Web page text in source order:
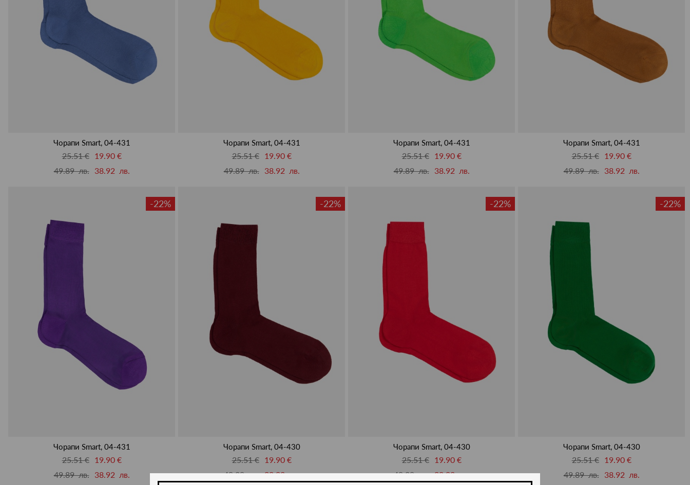
Чорапи Smart, 04-431
25.51 €
19.90 €
49.89 лв.
38.92 лв.
Чорапи Smart, 04-431
25.51 €
19.90 €
49.89 лв.
38.92 лв.
Чорапи Smart, 04-431
25.51 €
19.90 €
49.89 лв.
38.92 лв.
Чорапи Smart, 04-431
25.51 €
19.90 €
49.89 лв.
38.92 лв.
-22%
Чорапи Smart, 04-431
25.51 €
19.90 €
49.89 лв.
38.92 лв.
-22%
Чорапи Smart, 04-430
25.51 €
19.90 €
49.89 лв. 38.92 лв.
-22%
Чорапи Smart, 04-430
25.51 €
19.90 €
49.89 лв. 38.92 лв.
-22%
Чорапи Smart, 04-430
25.51 €
19.90 €
49.89 лв.
38.92 лв.